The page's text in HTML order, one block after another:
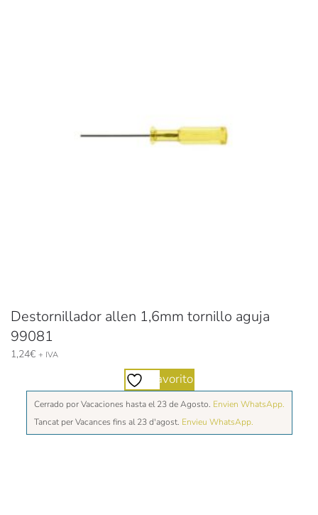
Destornillador allen 1,6mm tornillo aguja
99081
1,24€ + IVA
Favorito
Cerrado por Vacaciones hasta el 23 de Agosto. Envien WhatsApp.
Tancat per Vacances fins al 23 d'agost. Envieu WhatsApp.